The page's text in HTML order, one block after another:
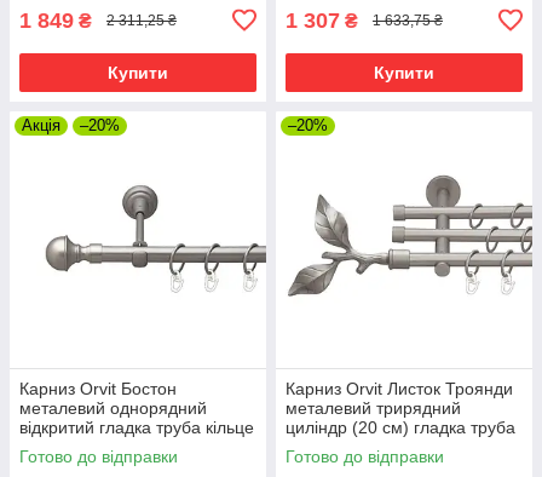
1 849 ₴ 2 311,25 ₴
Купити
1 307 ₴ 1 633,75 ₴
Купити
Акція –20%
Карниз Orvit Бостон
металевий однорядний
відкритий гладка труба кільце
металеве Сатин 19 мм 300
см (00-00015199)
Готово до відправки
–20%
Карниз Orvit Листок Троянди
металевий трирядний
циліндр (20 см) гладка труба
кільце металеве Сатин
16\16\16 мм 300 см
Готово до відправки